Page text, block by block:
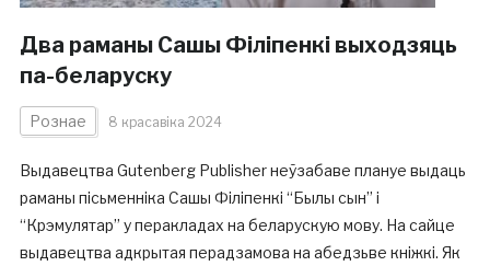
Два раманы Сашы Філіпенкі выходзяць
па-беларуску
Рознае 8 красавіка 2024
Выдавецтва Gutenberg Publisher неўзабаве плануе выдаць
раманы пісьменніка Сашы Філіпенкі “Былы сын” і
“Крэмулятар” у перакладах на беларускую мову. На сайце
выдавецтва адкрытая перадзамова на абедзьве кніжкі. Як